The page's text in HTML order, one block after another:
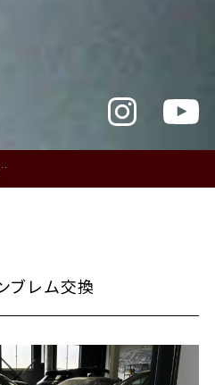
ヤエンブレム交換
ブレム交換